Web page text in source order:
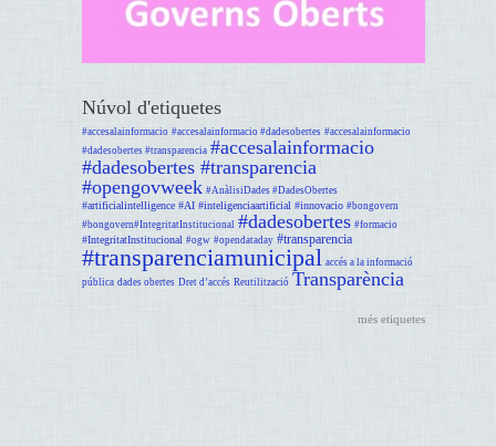
Núvol d'etiquetes
#accesalainformacio #accesalainformacio #dadesobertes #accesalainformacio
#dadesobertes #transparencia #accesalainformacio
#dadesobertes #transparencia
#opengovweek #AnàlisiDades #DadesObertes
#artificialintelligence #AI #inteligenciaartificial #innovacio #bongovern
#bongovern#IntegritatInstitucional #dadesobertes #formacio
#IntegritatInstitucional #ogw #opendataday #transparencia
#transparenciamunicipal accés a la informació
pública dades obertes Dret d’accés Reutilització Transparència
més etiquetes